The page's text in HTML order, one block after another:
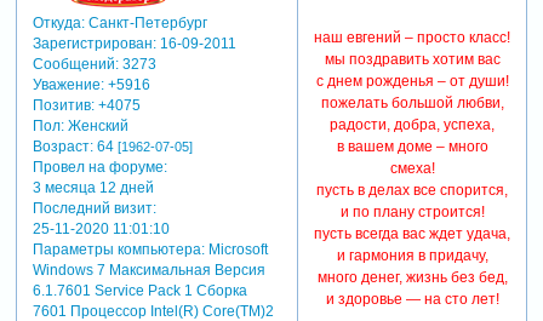
Откуда:Санкт-Петербург
Зарегистрирован: 16-09-2011
Сообщений:3273
Уважение: +5916
Позитив: +4075
Пол:Женский
Возраст:64 [1962-07-05]
Провел на форуме:
3 месяца 12 дней
Последний визит:
25-11-2020 11:01:10
Параметры компьютера:Microsoft
Windows 7 Максимальная Версия
6.1.7601 Service Pack 1 Сборка
7601 Процессор Intel(R) Core(TM)2
наш евгений – просто класс!
мы поздравить хотим вас
с днем рожденья – от души!
пожелать большой любви,
радости, добра, успеха,
в вашем доме – много
смеха!
пусть в делах все спорится,
и по плану строится!
пусть всегда вас ждет удача,
и гармония в придачу,
много денег, жизнь без бед,
и здоровье — на сто лет!